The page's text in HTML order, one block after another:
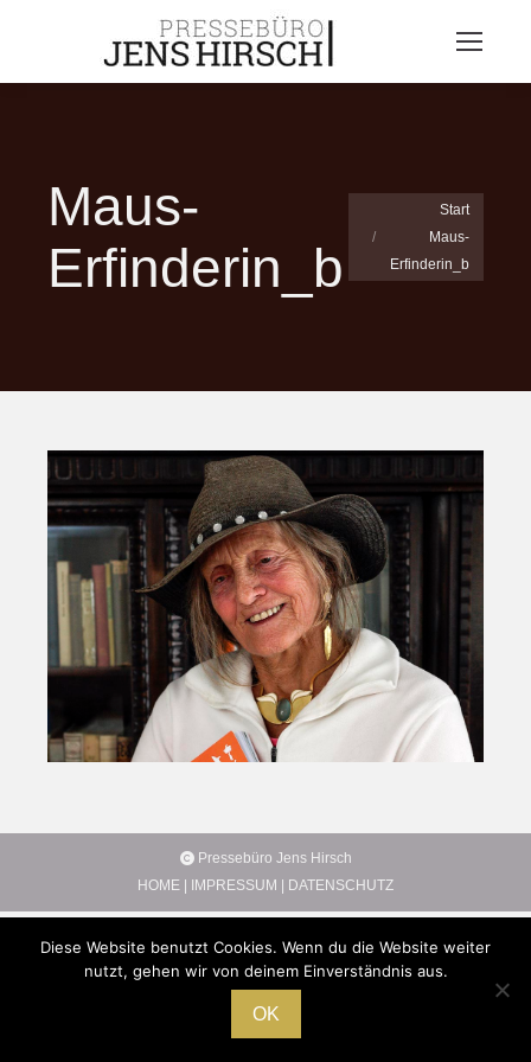
Maus-
Erfinderin_b
Sie befinden sich
hier:
Start
Maus-
Erfinderin_b
Pressebüro Jens Hirsch
HOME
IMPRESSUM DATENSCHUTZ
Diese Website benutzt Cookies. Wenn du die Website weiter
nutzt, gehen wir von deinem Einverständnis aus.
OK